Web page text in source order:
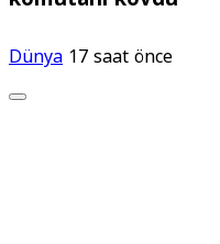
Dünya 17 saat önce